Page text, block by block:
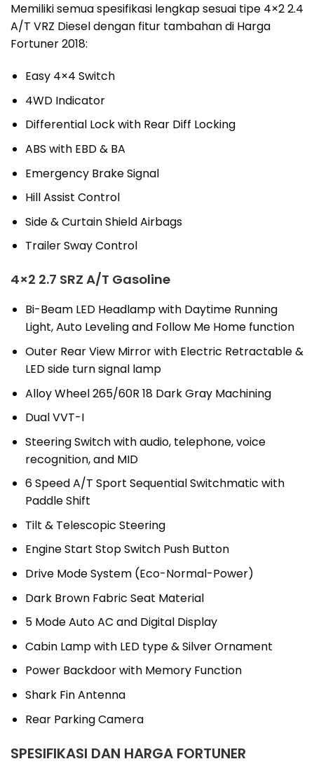
Memiliki semua spesifikasi lengkap sesuai tipe 4×2 2.4
A/T VRZ Diesel dengan fitur tambahan di Harga
Fortuner 2018:
Easy 4×4 Switch
4WD Indicator
Differential Lock with Rear Diff Locking
ABS with EBD & BA
Emergency Brake Signal
Hill Assist Control
Side & Curtain Shield Airbags
Trailer Sway Control
4×2 2.7 SRZ A/T Gasoline
Bi-Beam LED Headlamp with Daytime Running
Light, Auto Leveling and Follow Me Home function
Outer Rear View Mirror with Electric Retractable &
LED side turn signal lamp
Alloy Wheel 265/60R 18 Dark Gray Machining
Dual VVT-I
Steering Switch with audio, telephone, voice
recognition, and MID
6 Speed A/T Sport Sequential Switchmatic with
Paddle Shift
Tilt & Telescopic Steering
Engine Start Stop Switch Push Button
Drive Mode System (Eco-Normal-Power)
Dark Brown Fabric Seat Material
5 Mode Auto AC and Digital Display
Cabin Lamp with LED type & Silver Ornament
Power Backdoor with Memory Function
Shark Fin Antenna
Rear Parking Camera
SPESIFIKASI DAN HARGA FORTUNER